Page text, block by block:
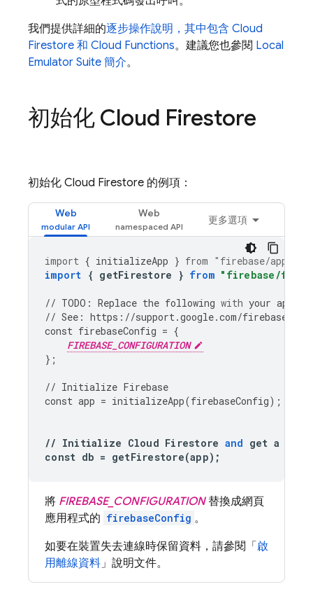
我們提供詳細的逐步操作說明，其中包含 Cloud
Firestore 和 Cloud Functions。建議您也參閱 Local
Emulator Suite 簡介。
初始化 Cloud Firestore
初始化 Cloud Firestore 的例項：
Web Web
更多選項
import { initializeApp } from "firebase/app"
import { getFirestore } from "firebase/
// TODO : Replace the following with your app
// See : https : //support.google.com/firebase
const firebaseConfig = {
FIREBASE_CONFIGURATION
};
// Initialize Firebase
const app = initializeApp(firebaseConfig);
// Initialize Cloud Firestore and get a
const db = getFirestore(app);
將 FIREBASE_CONFIGURATION替換成網頁
應用程式的 firebaseConfig 。
如要在裝置失去連線時保留資料，請參閱「 啟
用離線資料」說明文件。